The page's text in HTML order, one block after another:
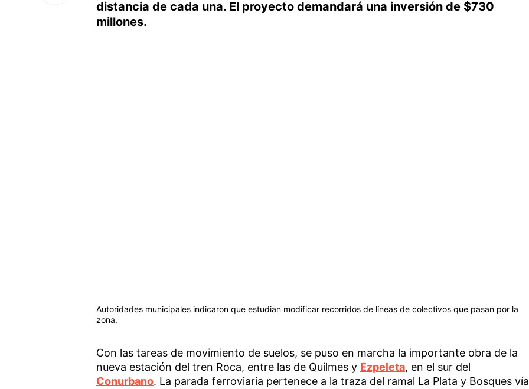
distancia de cada una. El proyecto demandará una inversión de $730
millones.
Autoridades municipales indicaron que estudian modificar recorridos de líneas de colectivos que pasan por la
zona.
Con las tareas de movimiento de suelos, se puso en marcha la importante obra de la
nueva estación del tren Roca, entre las de Quilmes y Ezpeleta, en el sur del
Conurbano. La parada ferroviaria pertenece a la traza del ramal La Plata y Bosques vía